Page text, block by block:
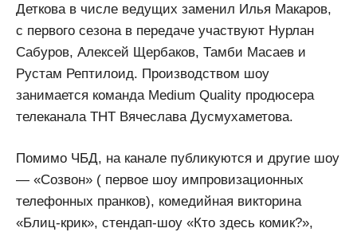
Деткова в числе ведущих заменил Илья Макаров,
с первого сезона в передаче участвуют Нурлан
Сабуров, Алексей Щербаков, Тамби Масаев и
Рустам Рептилоид. Производством шоу
занимается команда Medium Quality продюсера
телеканала ТНТ Вячеслава Дусмухаметова.
Помимо ЧБД, на канале публикуются и другие шоу
— «Созвон» ( первое шоу импровизационных
телефонных пранков), комедийная викторина
«Блиц-крик», стендап-шоу «Кто здесь комик?»,